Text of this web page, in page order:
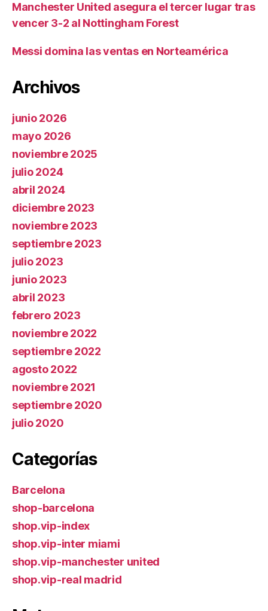
Manchester United asegura el tercer lugar tras
vencer 3-2 al Nottingham Forest
Messi domina las ventas en Norteamérica
Archivos
junio 2026
mayo 2026
noviembre 2025
julio 2024
abril 2024
diciembre 2023
noviembre 2023
septiembre 2023
julio 2023
junio 2023
abril 2023
febrero 2023
noviembre 2022
septiembre 2022
agosto 2022
noviembre 2021
septiembre 2020
julio 2020
Categorías
Barcelona
shop-barcelona
shop.vip-index
shop.vip-inter miami
shop.vip-manchester united
shop.vip-real madrid